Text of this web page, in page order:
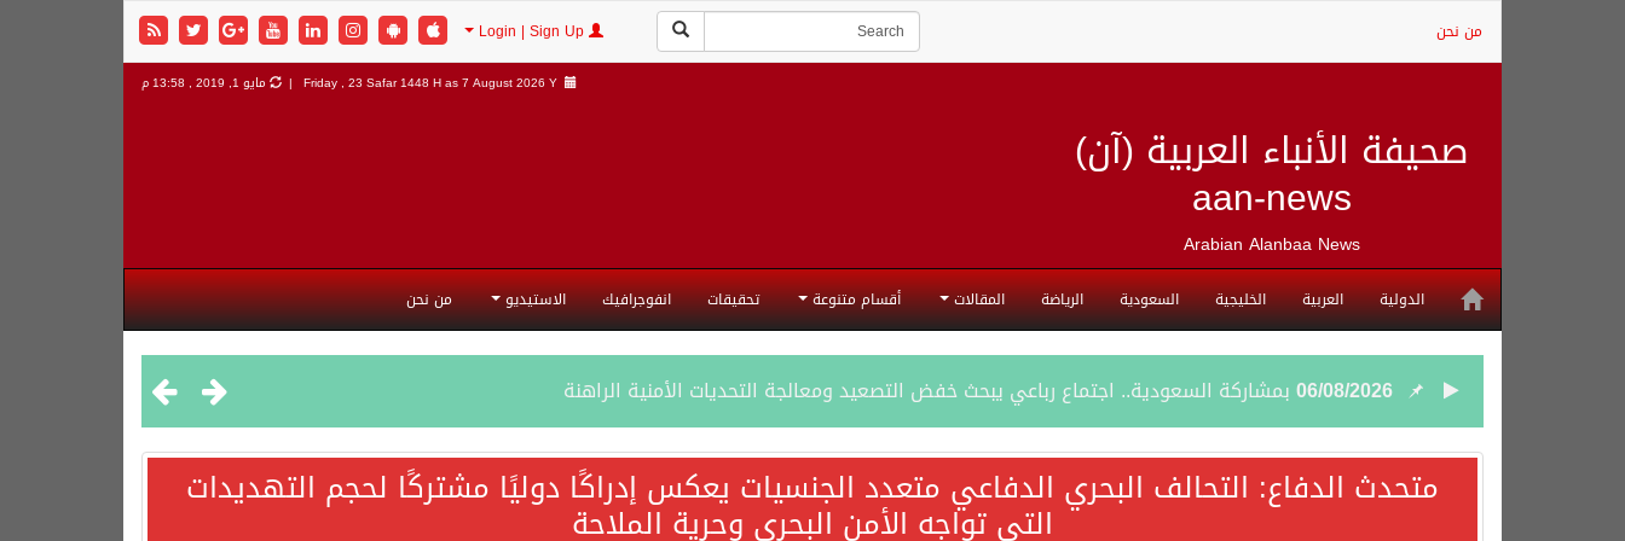
من نحن
صحيفة الأنباء العربية (آن)
aan-news
Arabian Alanbaa News
Friday , 23 Safar 1448 H as7 August 2026 Y | مايو 1, 2019 , 13:58 م
الدولية العربية الخليجية السعودية الرياضة المقالات أقسام متنوعة تحقيقات انفوجرافيك الاستيديو من نحن
06/08/2026 بمشاركة السعودية.. اجتماع رباعي يبحث خفض التصعيد ومعالجة التحديات الأمنية الراهنة
05/08/2026وزير الخارجية السعودي: جميع إجراءات إسرائيل الأحادية في أراضي فلسطين باطلة
متحدث الدفاع: التحالف البحري الدفاعي متعدد الجنسيات يعكس إدراكًا دوليًا مشتركًا لحجم التهديدات
التي تواجه الأمن البحري وحرية الملاحة